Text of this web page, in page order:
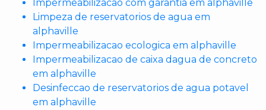
Impermeabilizacao com garantia em alphaville
Limpeza de reservatorios de agua em
alphaville
Impermeabilizacao ecologica em alphaville
Impermeabilizacao de caixa dagua de concreto
em alphaville
Desinfeccao de reservatorios de agua potavel
em alphaville